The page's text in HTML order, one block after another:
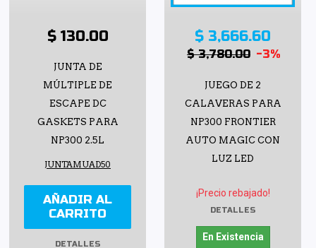
$ 130.00
JUNTA DE
MÚLTIPLE DE
ESCAPE DC
GASKETS PARA
NP300 2.5L
JUNTAMUAD50
AÑADIR AL
CARRITO
DETALLES
$ 3,666.60
$ 3,780.00 -3%
JUEGO DE 2
CALAVERAS PARA
NP300 FRONTIER
AUTO MAGIC CON
LUZ LED
¡Precio rebajado!
DETALLES
En Existencia